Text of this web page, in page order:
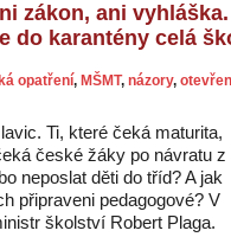
zákon, ani vyhláška.
do karantény celá
opatření, MŠMT, názory,
Ti, které čeká maturita,
české žáky po návratu z
neposlat děti do tříd? A jak
připraveni pedagogové? V
školství Robert Plaga.